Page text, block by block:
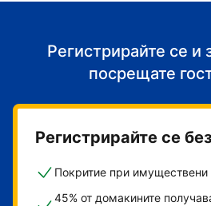
Регистрирайте се и
посрещате
Регистрирайте се
Покритие при
45% от домакините